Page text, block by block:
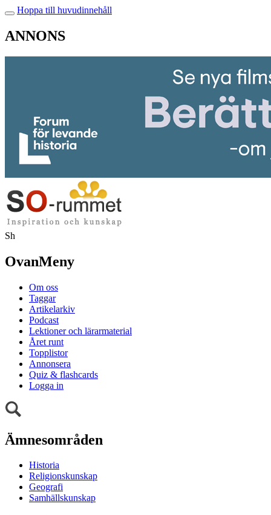
Hoppa till huvudinnehåll
ANNONS
Sh
OvanMeny
Om oss
Taggar
Artikelarkiv
Podcast
Lektioner och lärarmaterial
Året runt
Topplistor
Annonsera
Quiz & flashcards
Logga in
Ämnesområden
Historia
Religionskunskap
Geografi
Samhällskunskap